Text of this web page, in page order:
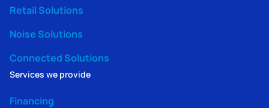
Retail Solutions
Noise Solutions
Connected Solutions
Services we provide
Financing